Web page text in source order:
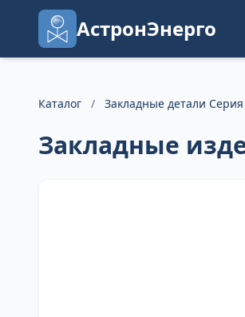
АстронЭнерго
Каталог / Закладные детали
Закладные